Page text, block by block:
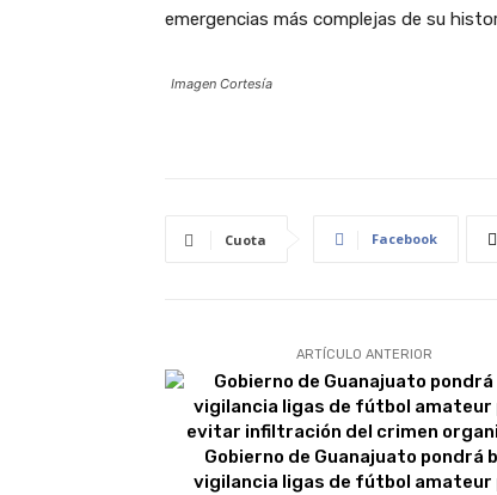
emergencias más complejas de su
Imagen Cortesía
Cuota Facebook
ARTÍCULO ANTERIOR
Gobierno de Guanajuato pondrá
vigilancia ligas de fútbol amateur